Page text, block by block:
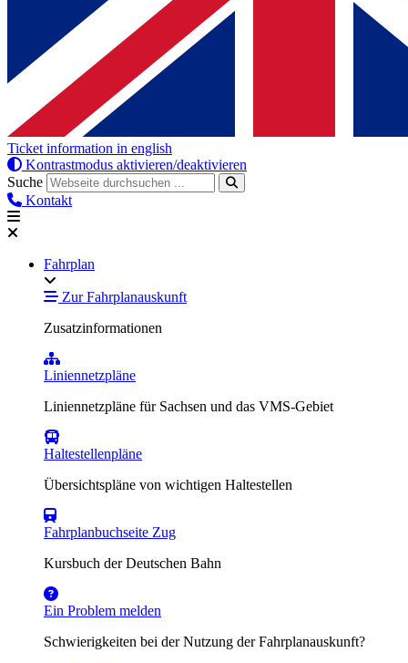
Ticket information in english
Kontrastmodus aktivieren/deaktivieren
Suche
Kontakt
Fahrplan
Zur Fahrplanauskunft
Zusatzinformationen
Liniennetzpläne
Liniennetzpläne für Sachsen und das VMS-Gebiet
Haltestellenpläne
Übersichtspläne von wichtigen Haltestellen
Fahrplanbuchseite Zug
Kursbuch der Deutschen Bahn
Ein Problem melden
Schwierigkeiten bei der Nutzung der Fahrplanauskunft?